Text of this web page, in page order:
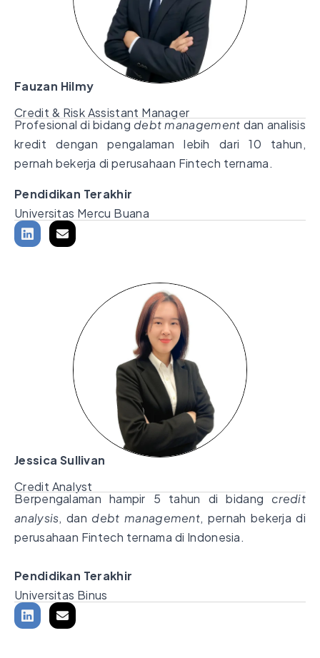
Fauzan Hilmy
Credit & Risk Assistant Manager
Profesional di bidang debt management dan analisis
kredit dengan pengalaman lebih dari 10 tahun,
pernah bekerja di perusahaan Fintech ternama.
Pendidikan Terakhir
Universitas Mercu Buana
Jessica Sullivan
Credit Analyst
Berpengalaman hampir 5 tahun di bidang credit
analysis, dan debt management, pernah bekerja di
perusahaan Fintech ternama di Indonesia.
Pendidikan Terakhir
Universitas Binus